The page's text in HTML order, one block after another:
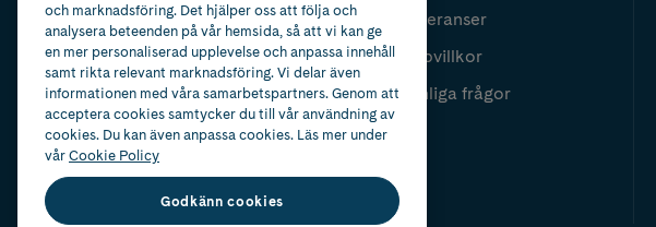
Leveranser
Köpvillkor
Vanliga frågor
och marknadsföring. Det hjälper oss att följa och
analysera beteenden på vår hemsida, så att vi kan ge
en mer personaliserad upplevelse och anpassa innehåll
samt rikta relevant marknadsföring. Vi delar även
informationen med våra samarbetspartners. Genom att
acceptera cookies samtycker du till vår användning av
cookies. Du kan även anpassa cookies. Läs mer under
vårCookie Policy
Godkänn cookies